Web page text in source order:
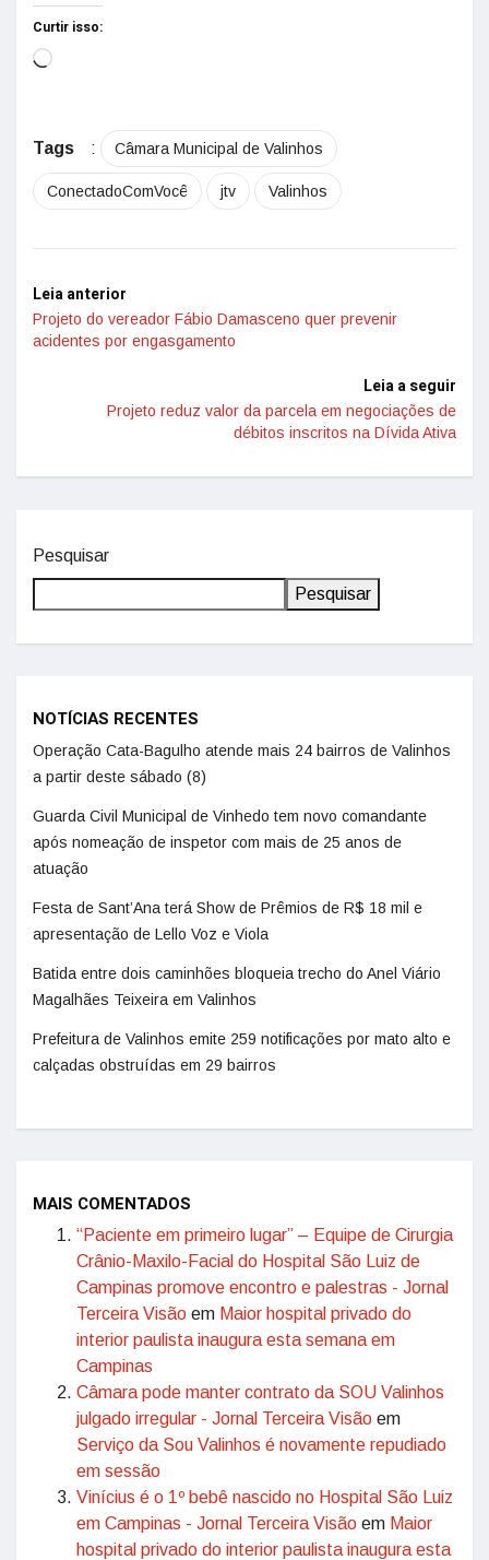
Curtir isso:
Tags : Câmara Municipal de Valinhos
ConectadoComVocê jtv Valinhos
Leia anterior
Projeto do vereador Fábio Damasceno quer prevenir
acidentes por engasgamento
Leia a seguir
Projeto reduz valor da parcela em negociações de
débitos inscritos na Dívida Ativa
Pesquisar
Pesquisar
NOTÍCIAS RECENTES
Operação Cata-Bagulho atende mais 24 bairros de Valinhos
a partir deste sábado (8)
Guarda Civil Municipal de Vinhedo tem novo comandante
após nomeação de inspetor com mais de 25 anos de
atuação
Festa de Sant’Ana terá Show de Prêmios de R$ 18 mil e
apresentação de Lello Voz e Viola
Batida entre dois caminhões bloqueia trecho do Anel Viário
Magalhães Teixeira em Valinhos
Prefeitura de Valinhos emite 259 notificações por mato alto e
calçadas obstruídas em 29 bairros
MAIS COMENTADOS
“Paciente em primeiro lugar” – Equipe de Cirurgia
Crânio-Maxilo-Facial do Hospital São Luiz de
Campinas promove encontro e palestras - Jornal
Terceira Visão em Maior hospital privado do
interior paulista inaugura esta semana em
Campinas
Câmara pode manter contrato da SOU Valinhos
julgado irregular - Jornal Terceira Visão em
Serviço da Sou Valinhos é novamente repudiado
em sessão
Vinícius é o 1º bebê nascido no Hospital São Luiz
em Campinas - Jornal Terceira Visão em Maior
hospital privado do interior paulista inaugura esta